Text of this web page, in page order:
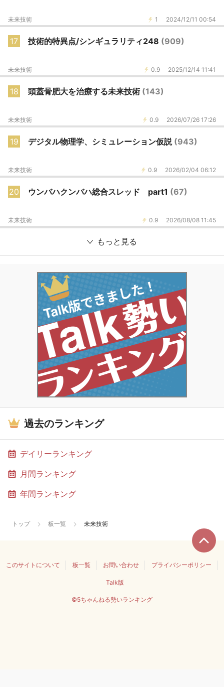
1 2024/12/11 00:54
未来技術
17 技術的特異点/シンギュラリティ248 (909)
0.9 2025/12/14 11:41
未来技術
18 頭蓋骨肥大を治療する未来技術 (143)
0.9 2026/07/26 17:26
未来技術
19 デジタル物理学、シミュレーション仮説 (943)
0.9 2026/02/04 06:12
未来技術
20 ウンバハクンバハ総合スレッド part1 (67)
0.9 2026/08/08 11:45
未来技術
もっと見る
過去のランキング
デイリーランキング
月間ランキング
年間ランキング
トップ 板一覧 未来技術
このサイトについて 板一覧 お問い合わせ プライバシーポリシー
Talk版
©5ちゃんねる勢いランキング